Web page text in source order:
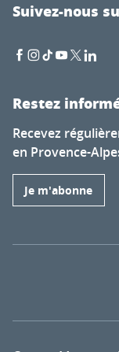
Suivez-nous
Restez
Recevez
en Provence-
Je m'abonne